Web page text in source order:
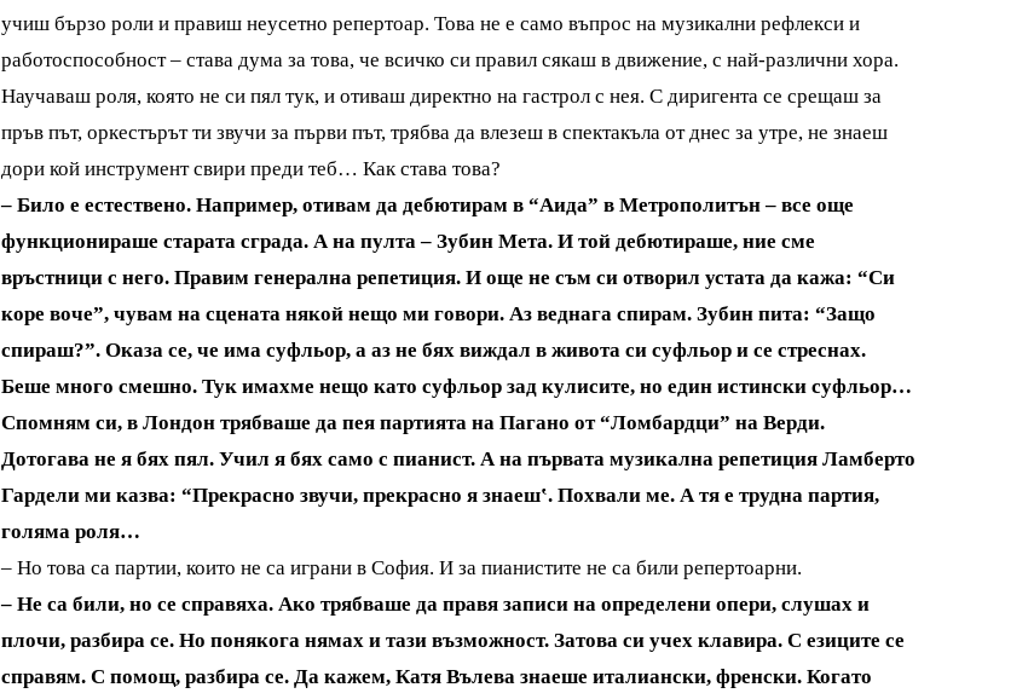
учиш бързо роли и правиш неусетно репертоар. Това не е само въпрос на музикални рефлекси и
работоспособност – става дума за това, че всичко си правил сякаш в движение, с най-различни хора.
Научаваш роля, която не си пял тук, и отиваш директно на гастрол с нея. С диригента се срещаш за
пръв път, оркестърът ти звучи за първи път, трябва да влезеш в спектакъла от днес за утре, не знаеш
дори кой инструмент свири преди теб… Как става това?
– Било е естествено. Например, отивам да дебютирам в “Аида” в Метрополитън – все още
функционираше старата сграда. А на пулта – Зубин Мета. И той дебютираше, ние сме
връстници с него. Правим генерална репетиция. И още не съм си отворил устата да кажа: “Си
коре воче”, чувам на сцената някой нещо ми говори. Аз веднага спирам. Зубин пита: “Защо
спираш?”. Оказа се, че има суфльор, а аз не бях виждал в живота си суфльор и се стреснах.
Беше много смешно. Тук имахме нещо като суфльор зад кулисите, но един истински суфльор…
Спомням си, в Лондон трябваше да пея партията на Пагано от “Ломбардци” на Верди.
Дотогава не я бях пял. Учил я бях само с пианист. А на първата музикална репетиция Ламберто
Гардели ми казва: “Прекрасно звучи, прекрасно я знаеш‛. Похвали ме. А тя е трудна партия,
голяма роля…
– Но това са партии, които не са играни в София. И за пианистите не са били репертоарни.
– Не са били, но се справяха. Ако трябваше да правя записи на определени опери, слушах и
плочи, разбира се. Но понякога нямах и тази възможност. Затова си учех клавира. С езиците се
справям. С помощ, разбира се. Да кажем, Катя Вълева знаеше италиански, френски. Когато